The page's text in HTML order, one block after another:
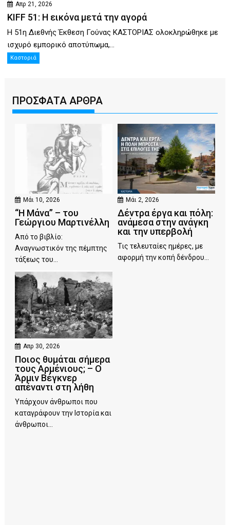
Απρ 21, 2026
KIFF 51: Η εικόνα μετά την αγορά
Η 51η Διεθνής Έκθεση Γούνας ΚΑΣΤΟΡΙΑΣ ολοκληρώθηκε με
ισχυρό εμπορικό αποτύπωμα,...
Καστοριά
ΠΡΟΣΦΑΤΑ ΑΡΘΡΑ
Μάι 10, 2026
“Η Μάνα” – του
Γεώργιου Μαρτινέλλη
Από το βιβλίο:
Αναγνωστικόν της πέμπτης
τάξεως του...
Μάι 2, 2026
Δέντρα έργα και πόλη:
ανάμεσα στην ανάγκη
και την υπερβολή
Τις τελευταίες ημέρες, με
αφορμή την κοπή δένδρου...
Απρ 30, 2026
Ποιος θυμάται σήμερα
τους Αρμένιους; – Ο
Άρμιν Βέγκνερ
απέναντι στη λήθη
Υπάρχουν άνθρωποι που
καταγράφουν την Ιστορία και
άνθρωποι...